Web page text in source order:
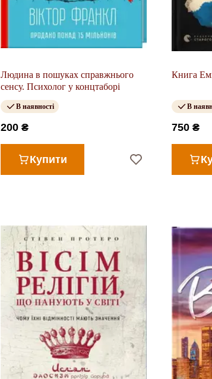
Людина в пошуках справжнього
сенсу. Психолог у концтаборі
В наявності
200 ₴
Купити
Книга
В
750 ₴